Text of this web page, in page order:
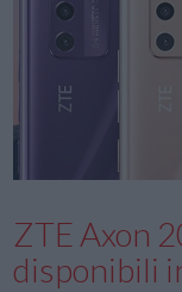
ZTE Axon
disponibili